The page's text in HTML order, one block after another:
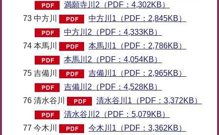
満願寺川2（PDF：4,302KB）
73 中方川
中方川1（PDF：2,845KB）
中方川2（PDF：4,333KB）
74 本馬川
本馬川1（PDF：2,786KB）
本馬川2（PDF：4,054KB）
75 吉備川
吉備川1（PDF：2,965KB）
吉備川2（PDF：4,528KB）
76 清水谷川
清水谷川1（PDF：3,372KB）
清水谷川2（PDF：5,079KB）
77 今木川
今木川1（PDF：3,362KB）